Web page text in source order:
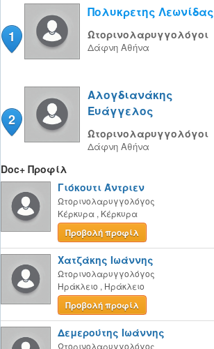
1
Πολυκρετης Λεωνίδας
Ωτορινολαρυγγολόγοι
Δάφνη Αθήνα
2
Αλογδιανάκης
Ευάγγελος
Ωτορινολαρυγγολόγοι
Δάφνη Αθήνα
Doc+ Προφίλ
Γιόκουτι Άντριεν
Ωτορινολαρυγγολόγος
Κέρκυρα , Κέρκυρα
Προβολή προφίλ
Χατζάκης Ιωάννης
Ωτορινολαρυγγολόγος
Ηράκλειο , Ηράκλειο
Προβολή προφίλ
Δεμερούτης Ιωάννης
Ωτορινολαρυγγολόγος